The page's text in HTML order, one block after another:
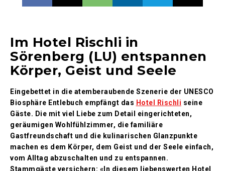
Im Hotel Rischli in
Sörenberg (LU) entspannen
Körper, Geist und Seele
Eingebettet in die atemberaubende Szenerie der UNESCO
Biosphäre Entlebuch empfängt das Hotel Rischli seine
Gäste. Die mit viel Liebe zum Detail eingerichteten,
geräumigen Wohlfühlzimmer, die familiäre
Gastfreundschaft und die kulinarischen Glanzpunkte
machen es dem Körper, dem Geist und der Seele einfach,
vom Alltag abzuschalten und zu entspannen.
Stammgäste versichern: «In diesem liebenswerten Hotel